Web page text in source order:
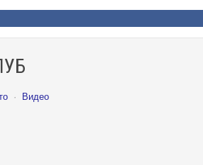
· Видео